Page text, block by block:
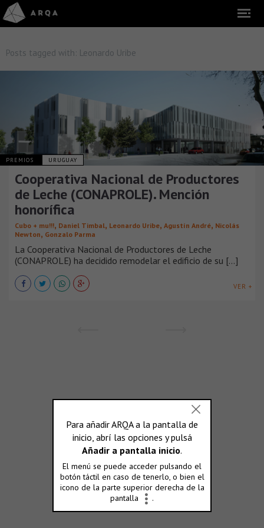
Posts tagged with: Leonardo Uribe
PREMIOS URUGUAY
Cooperativa Nacional de Productores
de Leche (CONAPROLE). Mención
honorífica
Cubo + mu!!!, Daniel Timbal, Leonardo Uribe, Agustín André, Nicolás
Newton, Gonzalo Parma
La Cooperativa Nacional de Productores de Leche
(CONAPROLE) ha decidido remodelar el edificio de su [...]
VER +